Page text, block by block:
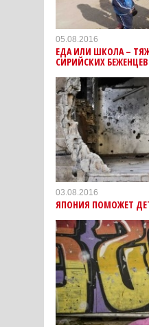
05.08.2016
ЕДА ИЛИ ШКОЛА –
СИРИЙСКИХ БЕЖЕНЦЕВ
03.08.2016
ЯПОНИЯ ПОМОЖЕТ